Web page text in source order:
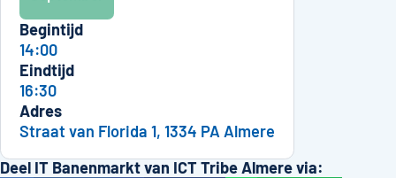
Begintijd
14:00
Eindtijd
16:30
Adres
Straat van Florida 1, 1334 PA Almere
Deel IT Banenmarkt van ICT Tribe Almere via: